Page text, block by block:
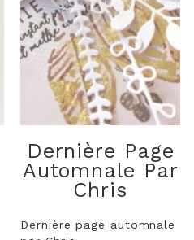
Dernière Page
Automnale Par
Chris
Dernière page automnale